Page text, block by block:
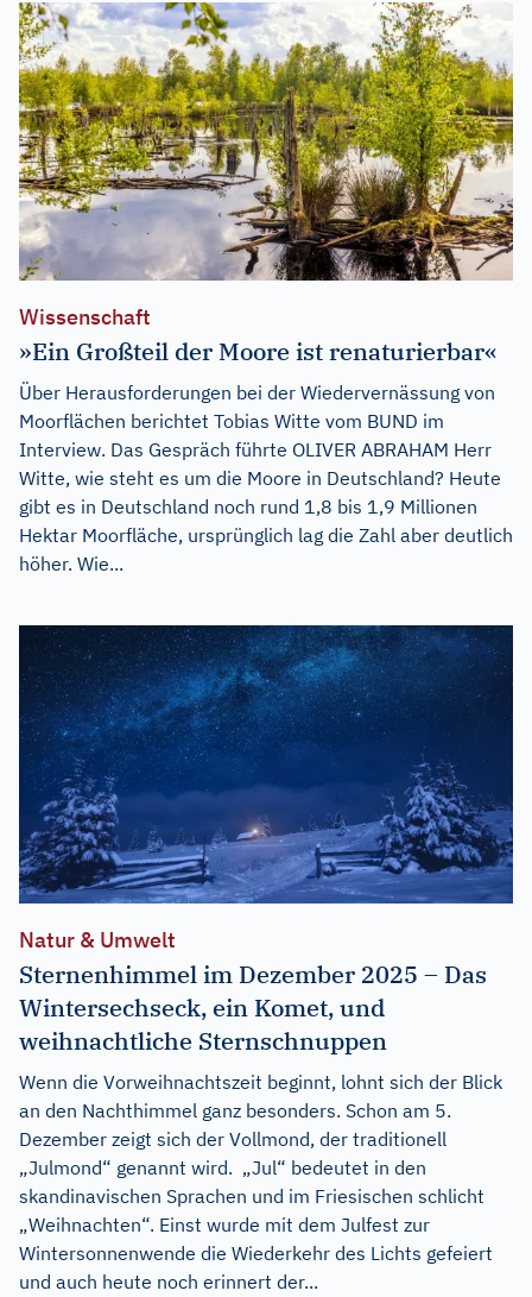
Wissenschaft
»Ein Großteil der Moore ist renaturierbar«
Über Herausforderungen bei der Wiedervernässung von
Moorflächen berichtet Tobias Witte vom BUND im
Interview. Das Gespräch führte OLIVER ABRAHAM Herr
Witte, wie steht es um die Moore in Deutschland? Heute
gibt es in Deutschland noch rund 1,8 bis 1,9 Millionen
Hektar Moorfläche, ursprünglich lag die Zahl aber deutlich
höher. Wie...
Natur & Umwelt
Sternenhimmel im Dezember 2025 – Das
Wintersechseck, ein Komet, und
weihnachtliche Sternschnuppen
Wenn die Vorweihnachtszeit beginnt, lohnt sich der Blick
an den Nachthimmel ganz besonders. Schon am 5.
Dezember zeigt sich der Vollmond, der traditionell
„Julmond“ genannt wird. „Jul“ bedeutet in den
skandinavischen Sprachen und im Friesischen schlicht
„Weihnachten“. Einst wurde mit dem Julfest zur
Wintersonnenwende die Wiederkehr des Lichts gefeiert
und auch heute noch erinnert der...